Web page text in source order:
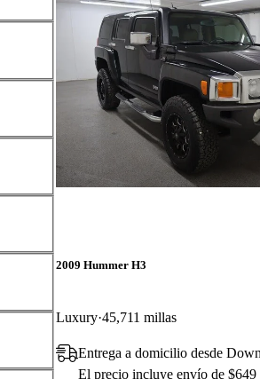
2009 Hummer H3
Luxury 45,711 millas
Entrega a domicilio desde
El precio incluye envío de $649